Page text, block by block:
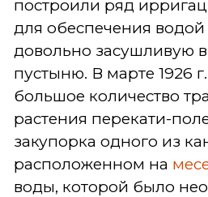
построили ряд
для обеспечения
довольно засушливую
пустыню. В марте 1926
большое количество
растения перекати-
закупорка одного из
расположенном на
воды, которой было